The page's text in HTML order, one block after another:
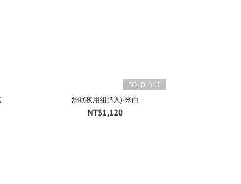
SOLD OUT
舒眠夜用組(3入)-米白
NT$1,120